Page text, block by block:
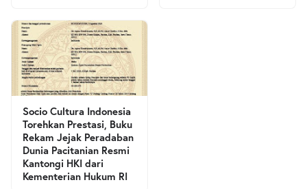
Socio Cultura Indonesia
Torehkan Prestasi, Buku
Rekam Jejak Peradaban
Dunia Pacitanian Resmi
Kantongi HKI dari
Kementerian Hukum RI